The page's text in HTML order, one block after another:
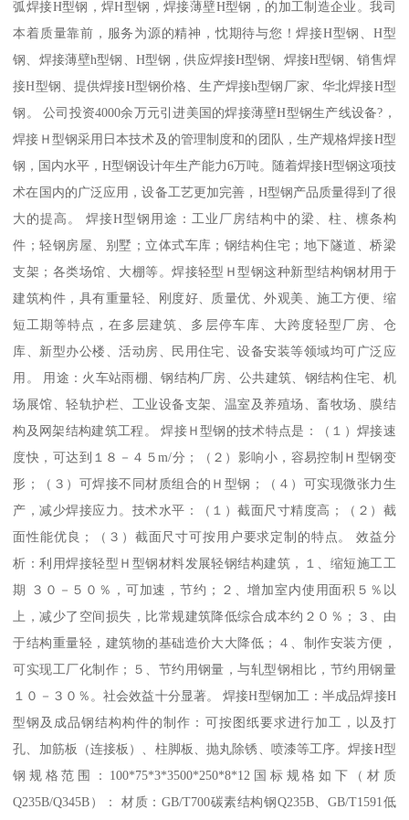
弧焊接H型钢，焊H型钢，焊接薄壁H型钢，的加工制造企业。我司
本着质量靠前，服务为源的精神，忱期待与您！焊接H型钢、H型
钢、焊接薄壁h型钢、H型钢，供应焊接H型钢、焊接H型钢、销售焊
接H型钢、提供焊接H型钢价格、生产焊接h型钢厂家、华北焊接H型
钢。 公司投资4000余万元引进美国的焊接薄壁H型钢生产线设备?，
焊接Ｈ型钢采用日本技术及的管理制度和的团队，生产规格焊接H型
钢，国内水平，H型钢设计年生产能力6万吨。随着焊接H型钢这项技
术在国内的广泛应用，设备工艺更加完善，H型钢产品质量得到了很
大的提高。 焊接H型钢用途：工业厂房结构中的梁、柱、檩条构
件；轻钢房屋、别墅；立体式车库；钢结构住宅；地下隧道、桥梁
支架；各类场馆、大棚等。焊接轻型Ｈ型钢这种新型结构钢材用于
建筑构件，具有重量轻、刚度好、质量优、外观美、施工方便、缩
短工期等特点，在多层建筑、多层停车库、大跨度轻型厂房、仓
库、新型办公楼、活动房、民用住宅、设备安装等领域均可广泛应
用。 用途：火车站雨棚、钢结构厂房、公共建筑、钢结构住宅、机
场展馆、轻轨护栏、工业设备支架、温室及养殖场、畜牧场、膜结
构及网架结构建筑工程。 焊接Ｈ型钢的技术特点是：（１）焊接速
度快，可达到１８－４５m/分；（２）影响小，容易控制Ｈ型钢变
形；（３）可焊接不同材质组合的Ｈ型钢；（４）可实现微张力生
产，减少焊接应力。技术水平：（１）截面尺寸精度高；（２）截
面性能优良；（３）截面尺寸可按用户要求定制的特点。 效益分
析：利用焊接轻型Ｈ型钢材料发展轻钢结构建筑，１、缩短施工工
期 ３０－５０％，可加速，节约；２、增加室内使用面积５％以
上，减少了空间损失，比常规建筑降低综合成本约２０％；３、由
于结构重量轻，建筑物的基础造价大大降低；４、制作安装方便，
可实现工厂化制作；５、节约用钢量，与轧型钢相比，节约用钢量
１０－３０％。社会效益十分显著。 焊接H型钢加工：半成品焊接H
型钢及成品钢结构构件的制作：可按图纸要求进行加工，以及打
孔、加筋板（连接板）、柱脚板、抛丸除锈、喷漆等工序。焊接H型
钢规格范围：100*75*3*3500*250*8*12国标规格如下（材质
Q235B/Q345B）： 材质：GB/T700碳素结构钢Q235B、GB/T1591低